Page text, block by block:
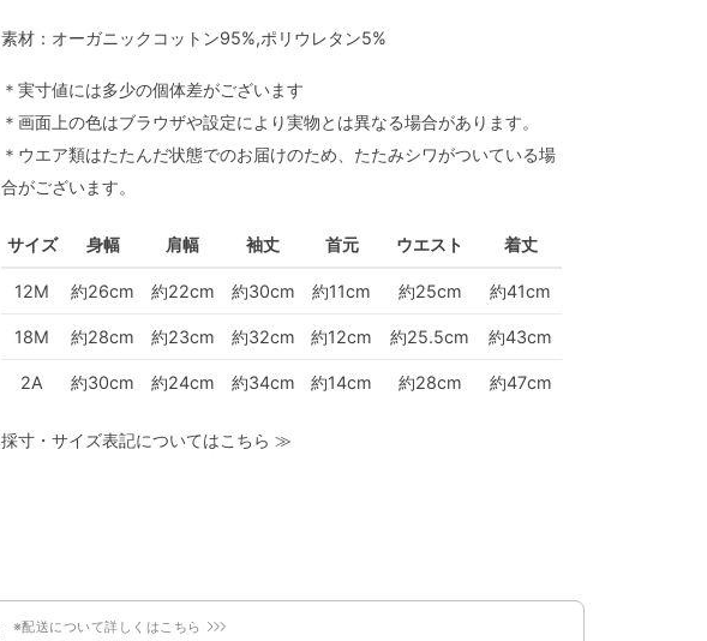
素材：オーガニックコットン95%,ポリウレタン5%
＊実寸値には多少の個体差がございます
＊画面上の色はブラウザや設定により実物とは異なる場合があります。
＊ウエア類はたたんだ状態でのお届けのため、たたみシワがついている場
合がございます。
サイズ 身幅 肩幅 袖丈 首元 ウエスト 着丈
12M 約26cm 約22cm 約30cm 約11cm 約25cm 約41cm
18M 約28cm 約23cm 約32cm 約12cm 約25.5cm 約43cm
2A 約30cm 約24cm 約34cm 約14cm 約28cm 約47cm
採寸・サイズ表記についてはこちら ≫
※配送について詳しくはこちら